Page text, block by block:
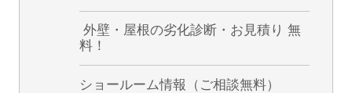
外壁・屋根の劣化診断・お見積り 無
料！
ショールーム情報（ご相談無料）